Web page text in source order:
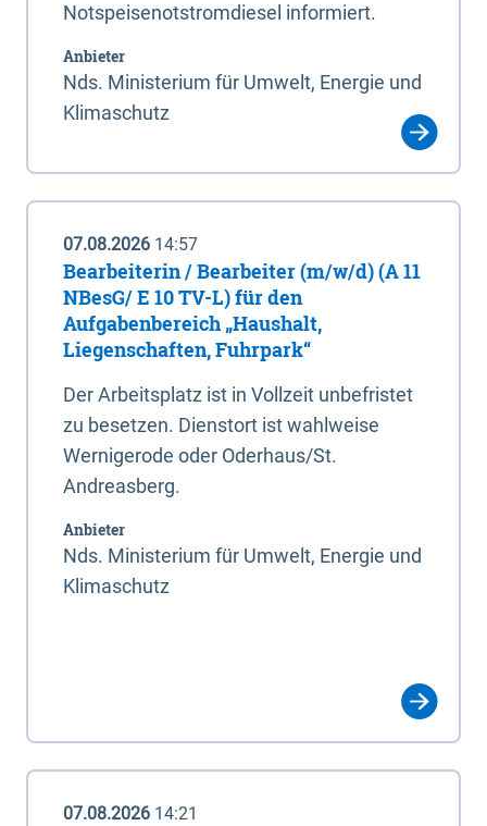
Notspeisenotstromdiesel informiert.
Anbieter
Nds. Ministerium für Umwelt, Energie und
Klimaschutz
07.08.2026 14:57
Bearbeiterin / Bearbeiter (m/w/d) (A 11
NBesG/ E 10 TV-L) für den
Aufgabenbereich „Haushalt,
Liegenschaften, Fuhrpark“
Der Arbeitsplatz ist in Vollzeit unbefristet
zu besetzen. Dienstort ist wahlweise
Wernigerode oder Oderhaus/St.
Andreasberg.
Anbieter
Nds. Ministerium für Umwelt, Energie und
Klimaschutz
07.08.2026 14:21